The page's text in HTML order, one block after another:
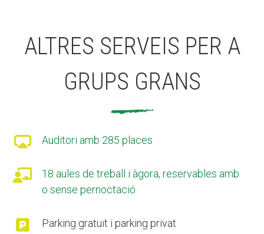
ALTRES SERVEIS PER A
GRUPS GRANS
 Auditori amb 285 places

18 aules de treball i àgora, reservables amb
o sense pernoctació
 Parking gratuït i parking privat